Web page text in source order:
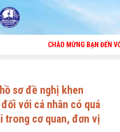
CHÀO MỪNG BẠN ĐẾN VỚI
sơ đề nghị khen
với cá nhân có quá
trong cơ quan, đơn vị